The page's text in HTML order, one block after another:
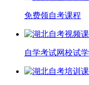
免费领自考课程
自学考试网校试学